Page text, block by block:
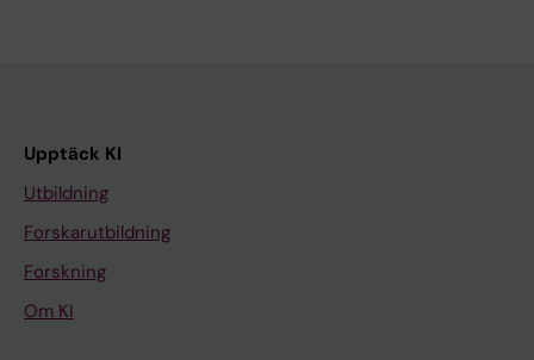
Upptäck KI
Utbildning
Forskarutbildning
Forskning
Om KI